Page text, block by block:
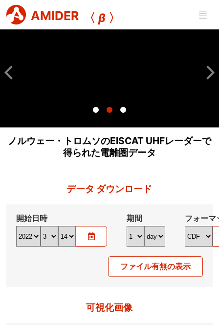
AMIDER 〈β 〉
ノルウェー・トロムソのEISCAT UHFレーダーで
得られた電離圏データ
データ ダウンロード
開始日時 期間 フォーマ
ファイル有無の表示
可視化画像